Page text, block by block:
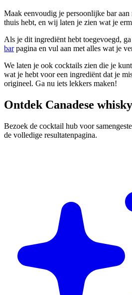
Maak eenvoudig je persoonlijke bar
thuis hebt, en wij laten je zien wat je
Als je dit ingrediënt hebt toegevoegd,
barpagina en vul aan met alles wat je
We laten je ook cocktails zien die je
wat je hebt voor een ingrediënt dat je
origineel. Ga nu iets lekkers maken!
Ontdek Canadese
Bezoek de cocktail hub voor
de volledige resultatenpagina.